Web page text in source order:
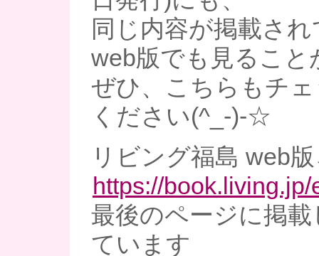
同じ内容が掲載さ
web版でも見ること
ぜひ、こちらもチ
ください(^_-)-☆
リビング福島 web版
https://
最後のページに掲
ています